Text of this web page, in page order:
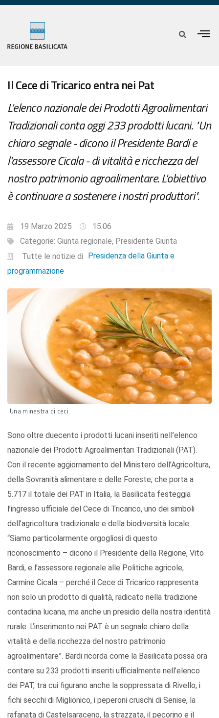
Il Cece di Tricarico entra nei Pat
L'elenco nazionale dei Prodotti Agroalimentari
Tradizionali conta oggi 233 prodotti lucani. "Un
chiaro segnale - dicono il Presidente Bardi e
l'assessore Cicala - di vitalità e ricchezza del
nostro patrimonio agroalimentare. L'obiettivo
è continuare a sostenere i nostri produttori".
19 Marzo 2025
15:06
Categorie: Giunta regionale, Presidente Giunta
Tutte le notizie di
Presidenza della Giunta e
programmazione
Una minestra di ceci
Sono oltre duecento i prodotti lucani inseriti nell’elenco
nazionale dei Prodotti Agroalimentari Tradizionali (PAT).
Con il recente aggiornamento del Ministero dell’Agricoltura,
della Sovranità alimentare e delle Foreste, che porta a
5.717 il totale dei PAT in Italia, la Basilicata festeggia
l’ingresso ufficiale del Cece di Tricarico, uno dei simboli
dell’agricoltura tradizionale e della biodiversità locale.
“Siamo particolarmente orgogliosi di questo
riconoscimento – dicono il Presidente della Regione, Vito
Bardi, e l’assessore regionale alle Politiche agricole,
Carmine Cicala – perché il Cece di Tricarico rappresenta
non solo un prodotto di qualità, radicato nella tradizione
contadina lucana, ma anche un presidio della nostra identità
rurale. L’inserimento nei PAT è un segnale chiaro della
vitalità e della ricchezza del nostro patrimonio
agroalimentare”. Bardi ricorda come la Basilicata possa ora
contare su 233 prodotti inseriti ufficialmente nell’elenco
dei PAT, tra cui figurano anche la soppressata di Rivello, i
fichi secchi di Miglionico, i peperoni cruschi di Senise, la
rafanata di Castelsaraceno, la strazzata, il pecorino e il